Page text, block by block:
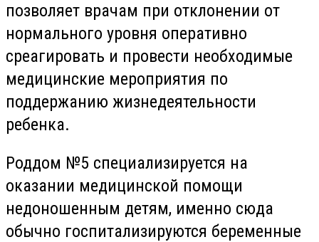
позволяет врачам при отклонении от
нормального уровня оперативно
среагировать и провести необходимые
медицинские мероприятия по
поддержанию жизнедеятельности
ребенка.
Роддом №5 специализируется на
оказании медицинской помощи
недоношенным детям, именно сюда
обычно госпитализируются беременные